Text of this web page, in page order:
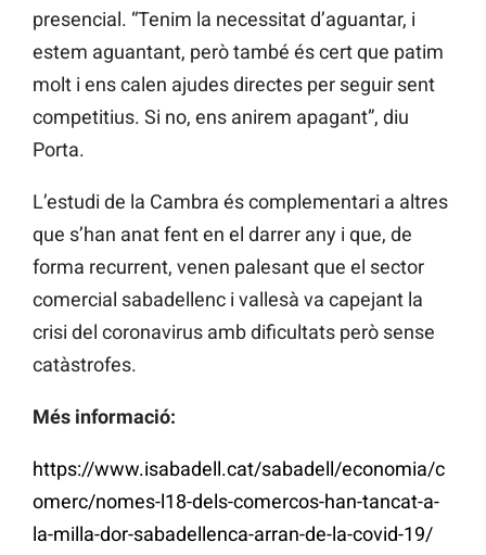
presencial. “Tenim la necessitat d’aguantar, i
estem aguantant, però també és cert que patim
molt i ens calen ajudes directes per seguir sent
competitius. Si no, ens anirem apagant”, diu
Porta.
L’estudi de la Cambra és complementari a altres
que s’han anat fent en el darrer any i que, de
forma recurrent, venen palesant que el sector
comercial sabadellenc i vallesà va capejant la
crisi del coronavirus amb dificultats però sense
catàstrofes.
Més informació:
https://www.isabadell.cat/sabadell/economia/c
omerc/nomes-l18-dels-comercos-han-tancat-a-
la-milla-dor-sabadellenca-arran-de-la-covid-19/